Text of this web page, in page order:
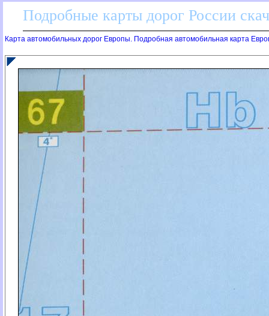
Подробные карты дорог России
Карта автомобильных дорог Европы. Подробная автомобильная карта